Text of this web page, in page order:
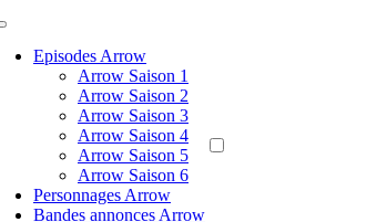
Episodes Arrow
Arrow Saison 1
Arrow Saison 2
Arrow Saison 3
Arrow Saison 4
Arrow Saison 5
Arrow Saison 6
Personnages Arrow
Bandes annonces Arrow